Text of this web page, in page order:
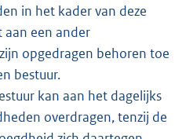
in het kader van deze
aan een ander
opgedragen behoren toe
bestuur.
kan aan het dagelijks
overdragen, tenzij de